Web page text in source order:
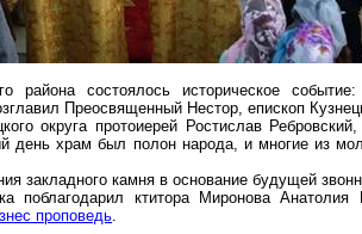
района состоялось историческое
Преосвященный Нестор, епископ
округа протоиерей Ростислав
день храм был полон народа, и многие из
закладного камня в основание будущей
поблагодарил ктитора Миронова
проповедь.